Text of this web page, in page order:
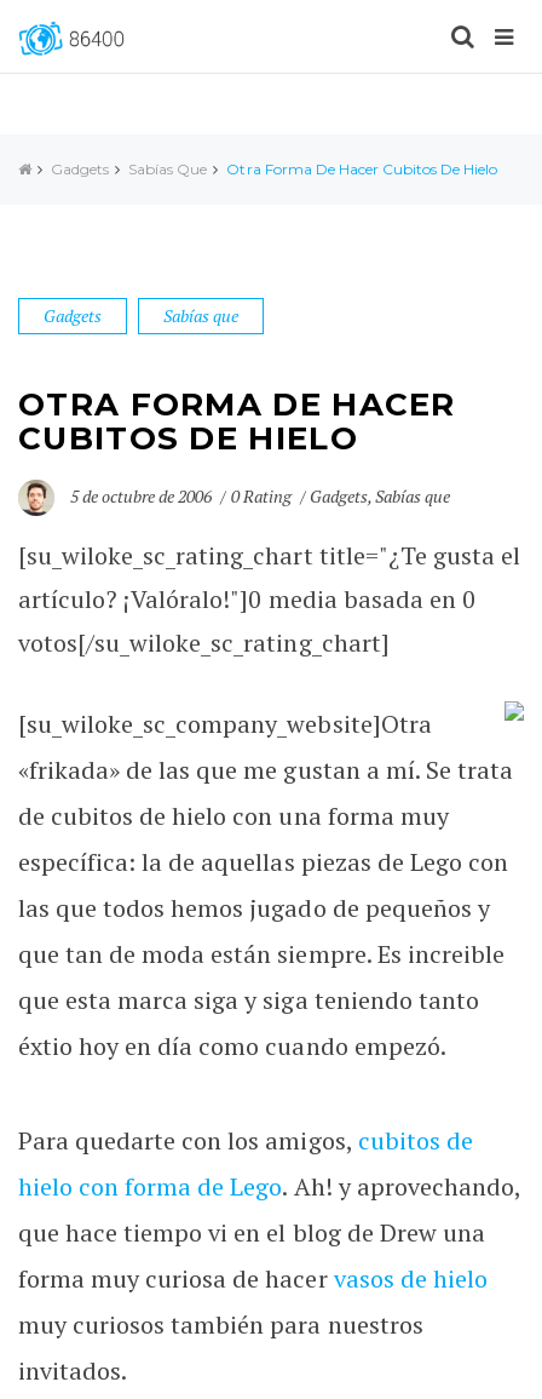
Gadgets Sabías Que Otra Forma De Hacer Cubitos De Hielo
Gadgets Sabías que
OTRA FORMA DE HACER
CUBITOS DE HIELO
5 de octubre de 2006 0 Rating Gadgets, Sabías que
[su_wiloke_sc_rating_chart title="¿Te gusta el
artículo? ¡Valóralo!"]0 media basada en 0
votos[/su_wiloke_sc_rating_chart]
[su_wiloke_sc_company_website]Otra
«frikada» de las que me gustan a mí. Se trata
de cubitos de hielo con una forma muy
específica: la de aquellas piezas de Lego con
las que todos hemos jugado de pequeños y
que tan de moda están siempre. Es increible
que esta marca siga y siga teniendo tanto
éxtio hoy en día como cuando empezó.
Para quedarte con los amigos, cubitos de
hielo con forma de Lego. Ah! y aprovechando,
que hace tiempo vi en el blog de Drew una
forma muy curiosa de hacervasos de hielo
muy curiosos también para nuestros
invitados.